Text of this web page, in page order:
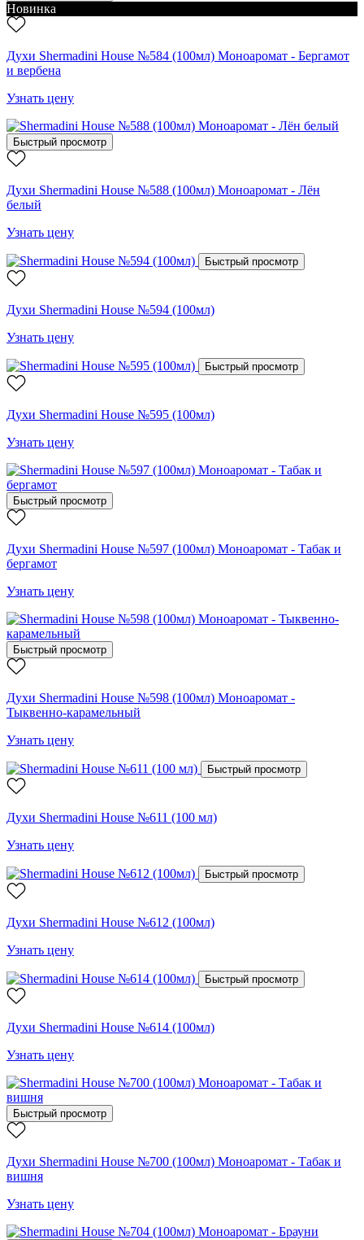
Новинка
Духи Shermadini House №584 (100мл) Моноаромат - Бергамот
и вербена
Узнать цену
Быстрый просмотр
Духи Shermadini House №588 (100мл) Моноаромат - Лён
белый
Узнать цену
Быстрый просмотр
Духи Shermadini House №594 (100мл)
Узнать цену
Быстрый просмотр
Духи Shermadini House №595 (100мл)
Узнать цену
Быстрый просмотр
Духи Shermadini House №597 (100мл) Моноаромат - Табак и
бергамот
Узнать цену
Быстрый просмотр
Духи Shermadini House №598 (100мл) Моноаромат -
Тыквенно-карамельный
Узнать цену
Быстрый просмотр
Духи Shermadini House №611 (100 мл)
Узнать цену
Быстрый просмотр
Духи Shermadini House №612 (100мл)
Узнать цену
Быстрый просмотр
Духи Shermadini House №614 (100мл)
Узнать цену
Быстрый просмотр
Духи Shermadini House №700 (100мл) Моноаромат - Табак и
вишня
Узнать цену